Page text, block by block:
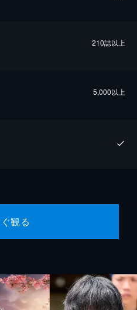
210誌以上
5,000以上
観る